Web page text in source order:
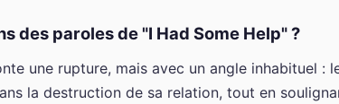
des paroles de "I Had Some Help" ?
une rupture, mais avec un angle inhabituel :
la destruction de sa relation, tout en